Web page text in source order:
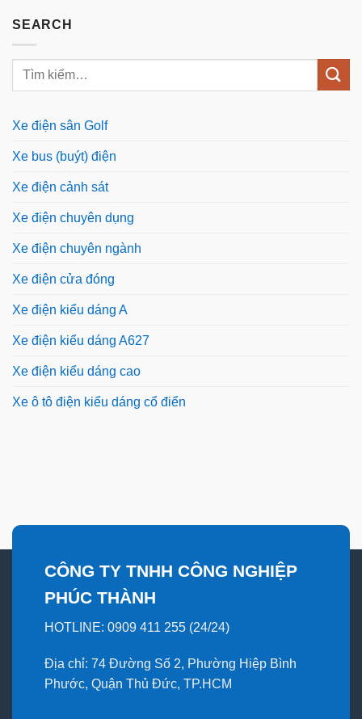
SEARCH
Xe điện sân Golf
Xe bus (buýt) điện
Xe điện cảnh sát
Xe điện chuyên dụng
Xe điện chuyên ngành
Xe điện cửa đóng
Xe điện kiểu dáng A
Xe điện kiểu dáng A627
Xe điện kiểu dáng cao
Xe ô tô điện kiểu dáng cổ điển
CÔNG TY TNHH CÔNG NGHIỆP
PHÚC THÀNH
HOTLINE: 0909 411 255 (24/24)
Địa chỉ: 74 Đường Số 2, Phường Hiệp Bình
Phước, Quận Thủ Đức, TP.HCM